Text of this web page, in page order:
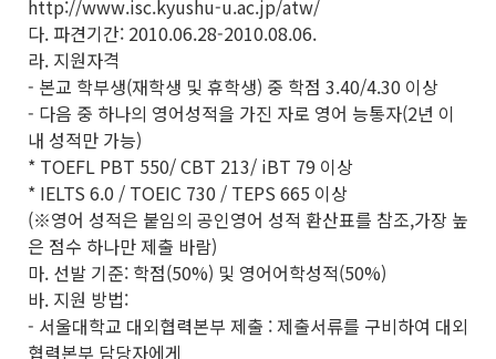
http://www.isc.kyushu-u.ac.jp/atw/
다. 파견기간: 2010.06.28-2010.08.06.
라. 지원자격
- 본교 학부생(재학생 및 휴학생) 중 학점 3.40/4.30 이상
- 다음 중 하나의 영어성적을 가진 자로 영어 능통자(2년 이
내 성적만 가능)
* TOEFL PBT 550/ CBT 213/ iBT 79 이상
* IELTS 6.0 / TOEIC 730 / TEPS 665 이상
(※영어 성적은 붙임의 공인영어 성적 환산표를 참조,가장 높
은 점수 하나만 제출 바람)
마. 선발 기준: 학점(50%) 및 영어어학성적(50%)
바. 지원 방법:
- 서울대학교 대외협력본부 제출 : 제출서류를 구비하여 대외
협력본부 담당자에게